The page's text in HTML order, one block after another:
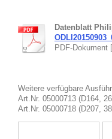
Datenblatt
PDF-Dokument
Weitere verfügbare
Art.Nr. 05000713 (D164,
Art.Nr. 05000718 (D207,